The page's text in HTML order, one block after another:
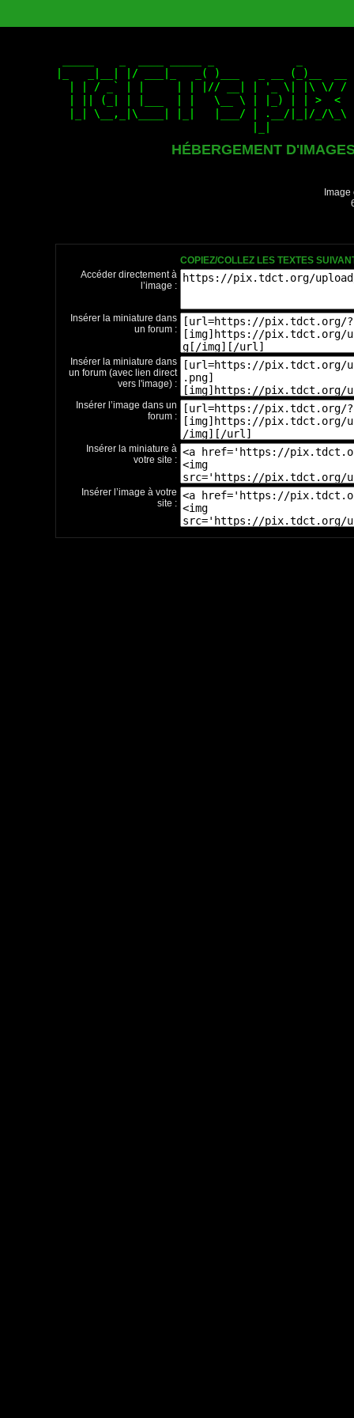
HÉBERGEMENT
COPIEZ/COLLEZ LES TEXTES
Accéder directement à
l’image :
Insérer la miniature dans
un forum :
Insérer la miniature dans
un forum (avec lien direct
vers l'image) :
Insérer l’image dans un
forum :
Insérer la miniature à
votre site :
Insérer l’image à votre
site :